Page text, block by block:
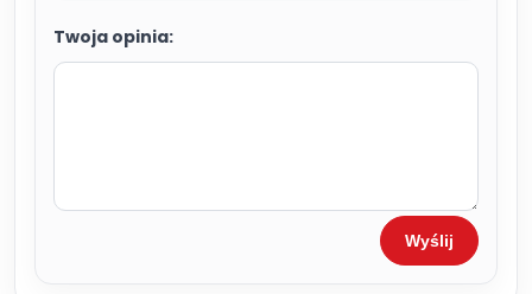
Twoja opinia:
Wyślij